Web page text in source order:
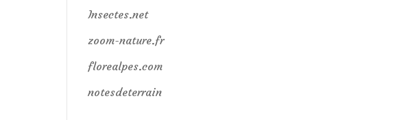
Insectes.net
zoom-nature.fr
florealpes.com
notesdeterrain